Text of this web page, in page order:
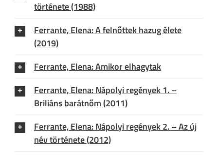
története (1988)
Ferrante, Elena: A felnőttek hazug élete
(2019)
Ferrante, Elena: Amikor elhagytak
Ferrante, Elena: Nápolyi regények 1. –
Briliáns barátnőm (2011)
Ferrante, Elena: Nápolyi regények 2. – Az új
név története (2012)